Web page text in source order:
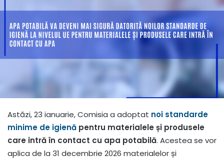
Astăzi, 23 ianuarie, Comisia a adoptat noi standarde
minime de igienă pentru materialele și produsele
care intră în contact cu apa potabilă. Acestea se vor
aplica de la 31 decembrie 2026 materialelor și